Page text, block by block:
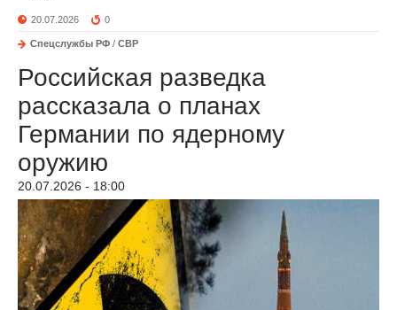
20.07.2026 0
Спецслужбы РФ / СВР
Российская разведка
рассказала о планах
Германии по ядерному
оружию
20.07.2026 - 18:00